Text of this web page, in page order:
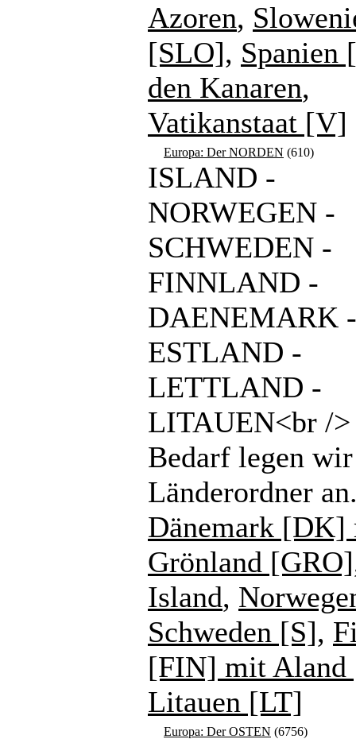
Azoren,
[SLO], Spanien
den Kanaren,
Vatikanstaat [V]
Europa: Der NORDEN (610)
ISLAND -
NORWEGEN -
SCHWEDEN -
FINNLAND -
DAENEMARK -
ESTLAND -
LETTLAND -
LITAUEN<br /
Bedarf legen wir
Länderordner
Dänemark [DK]
Grönland [GRO]
Island,
Schweden [S],
[FIN] mit
Litauen [LT]
Europa: Der OSTEN (6756)